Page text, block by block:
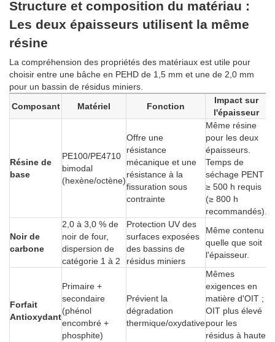
Structure et composition du matériau :
Les deux épaisseurs utilisent la même
résine
La compréhension des propriétés des matériaux est utile pour
choisir entre une bâche en PEHD de 1,5 mm et une de 2,0 mm
pour un bassin de résidus miniers.
Composant
Matériel Fonction
Impact sur
l'épaisseur
Résine de
base
PE100/PE4710
bimodal
(hexène/octène)
Offre une
résistance
mécanique et une
résistance à la
fissuration sous
contrainte
Même résine
pour les deux
épaisseurs.
Temps de
séchage PENT
≥ 500 h requis
(≥ 800 h
recommandés).
Noir de
carbone
2,0 à 3,0 % de
noir de four,
dispersion de
catégorie 1 à 2
Protection UV des
surfaces exposées
des bassins de
résidus miniers
Même contenu
quelle que soit
l'épaisseur.
Forfait
Antioxydant
Primaire +
secondaire
(phénol
encombré +
phosphite)
Prévient la
dégradation
thermique/oxydative
Mêmes
exigences en
matière d'OIT ;
OIT plus élevé
pour les
résidus à haute